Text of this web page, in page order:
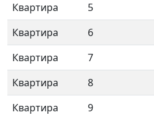
Квартира
5
Квартира
6
Квартира
7
Квартира
8
Квартира
9